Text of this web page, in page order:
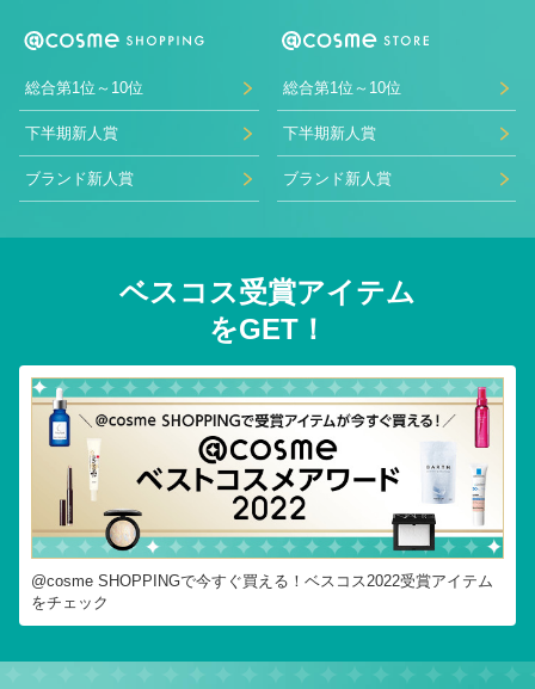
総合第1位～10位
下半期新人賞
ブランド新人賞
総合第1位～10位
下半期新人賞
ブランド新人賞
ベスコス受賞アイテム
をGET！
@cosme SHOPPINGで今すぐ買える！ベスコス2022受賞アイテム
をチェック